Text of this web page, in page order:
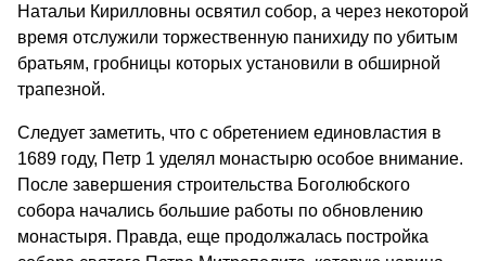
Натальи Кирилловны освятил собор, а через некоторой
время отслужили торжественную панихиду по убитым
братьям, гробницы которых установили в обширной
трапезной.
Следует заметить, что с обретением единовластия в
1689 году, Петр 1 уделял монастырю особое внимание.
После завершения строительства Боголюбского
собора начались большие работы по обновлению
монастыря. Правда, еще продолжалась постройка